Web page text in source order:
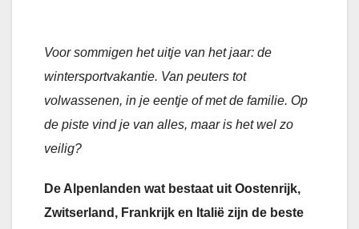
Voor sommigen het uitje van het jaar: de
wintersportvakantie. Van peuters tot
volwassenen, in je eentje of met de familie. Op
de piste vind je van alles, maar is het wel zo
veilig?
De Alpenlanden wat bestaat uit Oostenrijk,
Zwitserland, Frankrijk en Italië zijn de beste